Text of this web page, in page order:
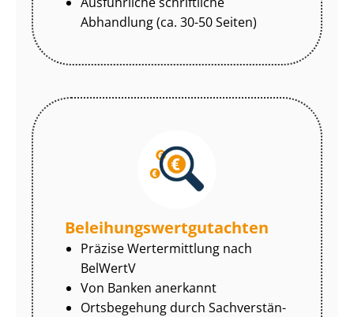
Abhandlung (ca. 30-50 Seiten)
Be­lei­hungs­wert­gut­ach­ten
Präzise Wertermittlung nach
BelWertV
Von Banken anerkannt
Ortsbegehung durch Sach­ver­stän­